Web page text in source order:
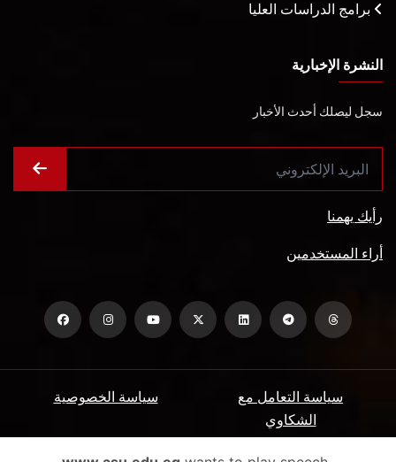
برامج الدراسات العليا
النشرة الإخبارية
سجل ليصلك أحدث الأخبار
رأيك يهمنا
أراء المستخدمين
سياسة الخصوصية
سياسة التعامل مع
الشكاوي
الأسئلة الشائعة ميثاق المتعاملين